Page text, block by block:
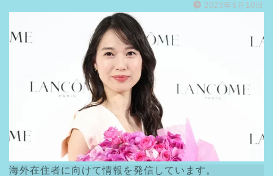
2023年5月10日
海外在住者に向けて情報を発信しています。